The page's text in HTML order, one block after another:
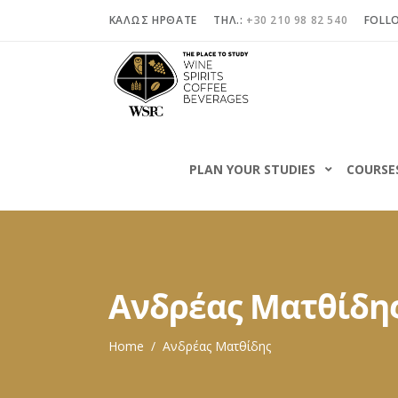
ΚΑΛΩΣ ΗΡΘΑΤΕ ΤΗΛ.: +30 210 98 82 540
PLAN YOUR STUDIES
Ανδρέας
Home / Ανδρέας Ματθίδης